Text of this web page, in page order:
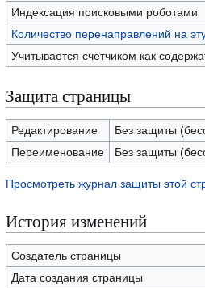
Индексация поисковыми роботами
Количество перенаправлений на
Учитывается счётчиком как
Защита страницы
Редактирование
Без защиты
Переименование
Без защиты
Просмотреть журнал защиты этой
История изменений
Создатель страницы
Дата создания страницы